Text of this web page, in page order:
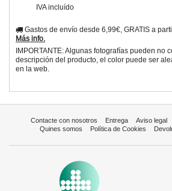
IVA incluído
Gastos de envío desde 6,99€, GRATIS a
Más info.
IMPORTANTE: Algunas fotografías pueden no
descripción del producto, el color puede ser
en la web.
Contacte con nosotros Entrega Aviso legal
Quines somos
Política de Cookies